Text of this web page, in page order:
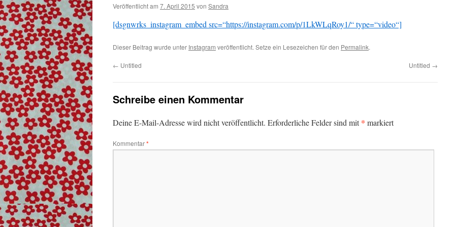
Veröffentlicht am 7. April 2015 von Sandra
[dsgnwrks_instagram_embed src=“https://instagram.com/p/1LkWLqRoy1/“ type=“video“]
Dieser Beitrag wurde unter Instagram veröffentlicht. Setze ein Lesezeichen für den Permalink.
← Untitled Untitled →
Schreibe einen Kommentar
Deine E-Mail-Adresse wird nicht veröffentlicht. Erforderliche Felder sind mit* markiert
Kommentar*